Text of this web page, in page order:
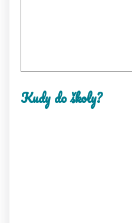
Kudy do školy?